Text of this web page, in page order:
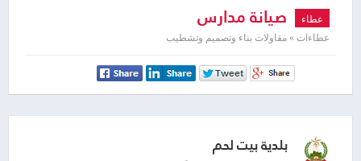
عطاء صيانة مدارس
عطاءات » مقاولات بناء وتصميم وتشطيب
بلدية بيت لحم